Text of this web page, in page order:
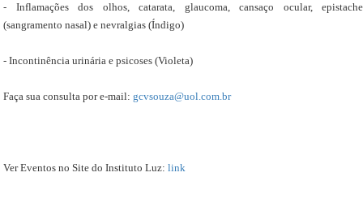
- Inflamações dos olhos, catarata, glaucoma, cansaço ocular, epistache
(sangramento nasal) e nevralgias (Índigo)
- Incontinência urinária e psicoses (Violeta)
Faça sua consulta por e-mail: gcvsouza@uol.com.br
Ver Eventos no Site do Instituto Luz: link